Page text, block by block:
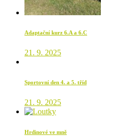
Adaptační kurz 6.A a 6.C
21. 9. 2025
Sportovní den 4. a 5. tříd
21. 9. 2025
Hrdinové ve mně